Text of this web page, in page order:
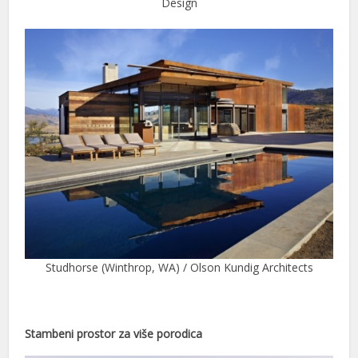
panel
panel
Panel
Panel
Panel
Studhorse (Winthrop, WA) / Olson Kundig Architects
Stambeni prostor za više porodica